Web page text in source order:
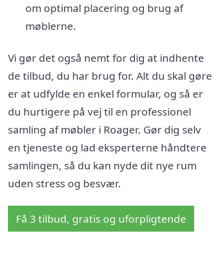
om optimal placering og brug af
møblerne.
Vi gør det også nemt for dig at indhente
de tilbud, du har brug for. Alt du skal gøre
er at udfylde en enkel formular, og så er
du hurtigere på vej til en professionel
samling af møbler i Roager. Gør dig selv
en tjeneste og lad eksperterne håndtere
samlingen, så du kan nyde dit nye rum
uden stress og besvær.
Få 3 tilbud, gratis og uforpligtende